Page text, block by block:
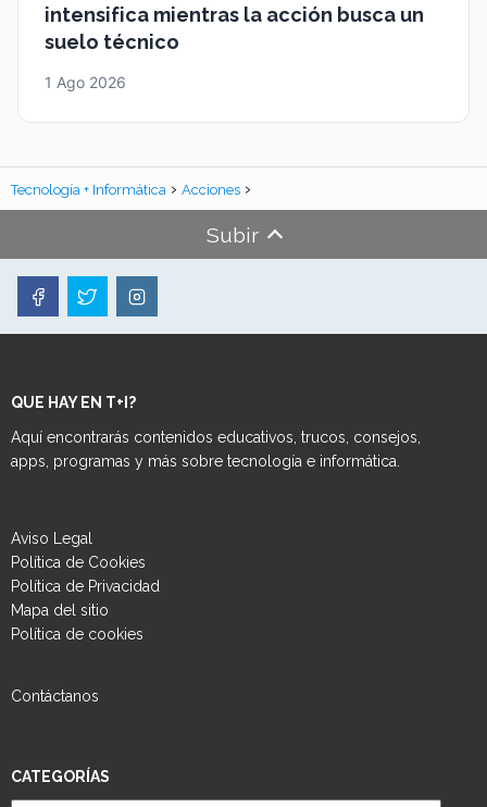
intensifica mientras la acción busca un
suelo técnico
1 Ago 2026
Tecnología + Informática Acciones
Subir
QUE HAY EN T+I?
Aquí encontrarás contenidos educativos, trucos, consejos,
apps, programas y más sobre tecnología e informática.
Aviso Legal
Política de Cookies
Política de Privacidad
Mapa del sitio
Política de cookies
Contáctanos
CATEGORÍAS